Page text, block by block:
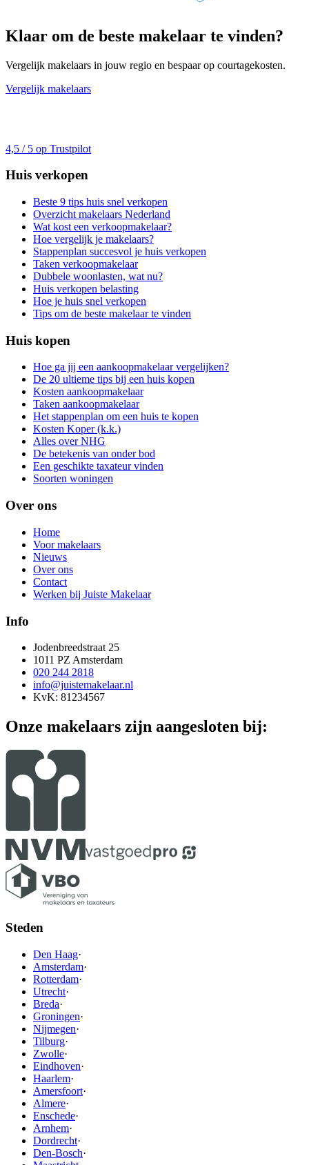
Klaar om de beste makelaar te vinden?
Vergelijk makelaars in jouw regio en bespaar op courtagekosten.
Vergelijk makelaars
4,5 / 5 op Trustpilot
Huis verkopen
Beste 9 tips huis snel verkopen
Overzicht makelaars Nederland
Wat kost een verkoopmakelaar?
Hoe vergelijk je makelaars?
Stappenplan succesvol je huis verkopen
Taken verkoopmakelaar
Dubbele woonlasten, wat nu?
Huis verkopen belasting
Hoe je huis snel verkopen
Tips om de beste makelaar te vinden
Huis kopen
Hoe ga jij een aankoopmakelaar vergelijken?
De 20 ultieme tips bij een huis kopen
Kosten aankoopmakelaar
Taken aankoopmakelaar
Het stappenplan om een huis te kopen
Kosten Koper (k.k.)
Alles over NHG
De betekenis van onder bod
Een geschikte taxateur vinden
Soorten woningen
Over ons
Home
Voor makelaars
Nieuws
Over ons
Contact
Werken bij Juiste Makelaar
Info
Jodenbreedstraat 25
1011 PZ Amsterdam
020 244 2818
info@juistemakelaar.nl
KvK: 81234567
Onze makelaars zijn aangesloten bij:
Steden
Den Haag·
Amsterdam·
Rotterdam·
Utrecht·
Breda·
Groningen·
Nijmegen·
Tilburg·
Zwolle·
Eindhoven·
Haarlem·
Amersfoort·
Almere·
Enschede·
Arnhem·
Dordrecht·
Den-Bosch·